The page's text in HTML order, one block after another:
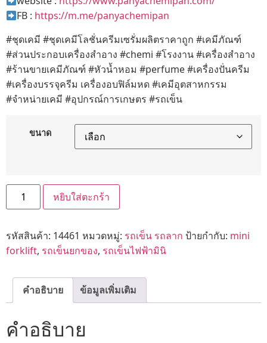
FB : https://m.me/panyachemipan
#ชุดเคมี #ชุดเคมีโลชั่นครีมเซรั่มผลิตราคาถูก #เคมีภัณฑ์
#ส่วนประกอบเครื่องสำอาง #chemi #โรงงาน #เครื่องสำอาง
#ร้านขายเคมีภัณฑ์ #หัวน้ำหอม #perfume #เครื่องปั่นครีม
#เครื่องบรรจุครีม เครื่องอบฟิล์มหด #เคมีอุตสาหกรรม
#จำหน่ายเคมี #อุปกรณ์การเกษตร #รถเข็น
ขนาด
หยิบใส่ตะกร้า
รหัสสินค้า: 14461 หมวดหมู่: รถเข็น รถลาก ป้ายกำกับ: mini
forklift, รถเข็นยกของ, รถเข็นไฟฟ้ามินิ
คำอธิบาย ข้อมูลเพิ่มเติม
คำอธิบาย